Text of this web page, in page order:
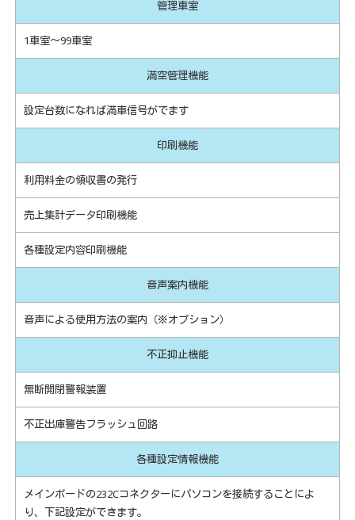
管理車室
1車室～99車室
満空管理機能
設定台数になれば満車信号がでます
印刷機能
利用料金の領収書の発行
売上集計データ印刷機能
各種設定内容印刷機能
音声案内機能
音声による使用方法の案内（※オプション）
不正抑止機能
無断開閉警報装置
不正出庫警告フラッシュ回路
各種設定情報機能
メインボードの232Cコネクターにパソコンを接続することによ
り、下記設定ができます。